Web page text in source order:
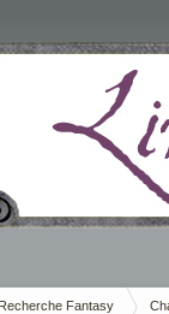
Recherche Fantasy